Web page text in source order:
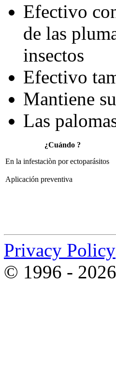
Efectivo
de las
insectos
Efectivo
Mantiene
Las
¿Cuándo ?
En la infestaciòn por ectoparásitos
Aplicación preventiva
Privacy Policy
© 1996 -